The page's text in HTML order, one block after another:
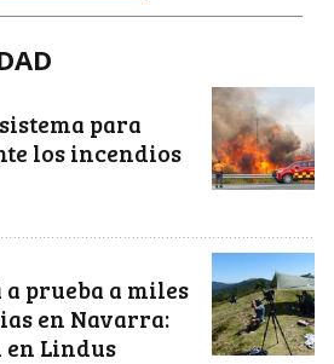
para
los incendios
prueba a miles
en Navarra:
Lindus